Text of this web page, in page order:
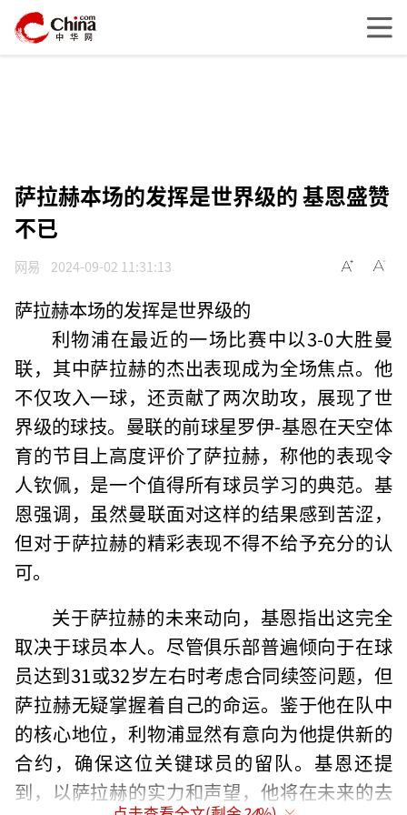
萨拉赫本场的发挥是世界级的 基恩盛赞
不已
网易 2024-09-02 11:31:13
萨拉赫本场的发挥是世界级的
利物浦在最近的一场比赛中以3-0大胜曼
联，其中萨拉赫的杰出表现成为全场焦点。他
不仅攻入一球，还贡献了两次助攻，展现了世
界级的球技。曼联的前球星罗伊-基恩在天空体
育的节目上高度评价了萨拉赫，称他的表现令
人钦佩，是一个值得所有球员学习的典范。基
恩强调，虽然曼联面对这样的结果感到苦涩，
但对于萨拉赫的精彩表现不得不给予充分的认
可。
关于萨拉赫的未来动向，基恩指出这完全
取决于球员本人。尽管俱乐部普遍倾向于在球
员达到31或32岁左右时考虑合同续签问题，但
萨拉赫无疑掌握着自己的命运。鉴于他在队中
的核心地位，利物浦显然有意向为他提供新的
合约，确保这位关键球员的留队。基恩还提
到，以萨拉赫的实力和声望，他将在未来的去